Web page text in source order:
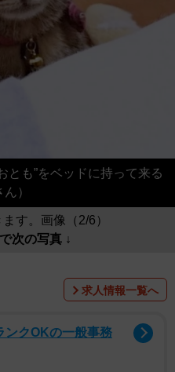
とも”をベッドに持って来る
）
す。画像（2/6）
次の写真 ↓
求人情報一覧へ
ンクOKの一般事務